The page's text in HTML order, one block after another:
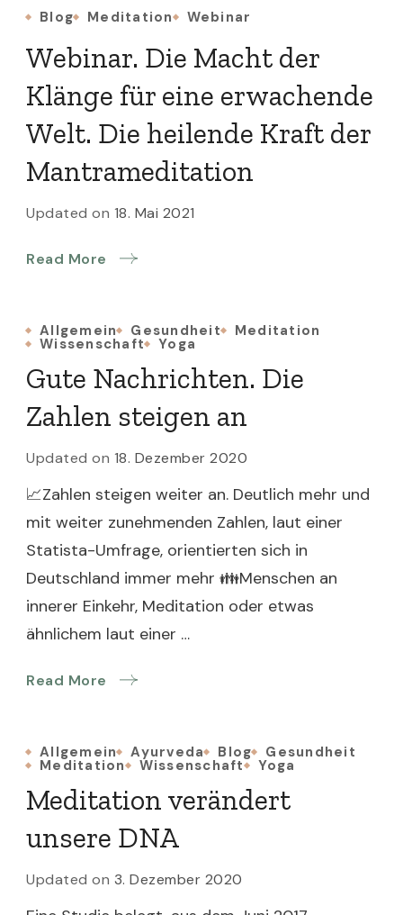
Blog Meditation Webinar
Webinar. Die Macht der
Klänge für eine erwachende
Welt. Die heilende Kraft der
Mantrameditation
Updated on 18. Mai 2021
Read More
Allgemein Gesundheit Meditation
Wissenschaft Yoga
Gute Nachrichten. Die
Zahlen steigen an
Updated on 18. Dezember 2020
📈Zahlen steigen weiter an. Deutlich mehr und
mit weiter zunehmenden Zahlen, laut einer
Statista-Umfrage, orientierten sich in
Deutschland immer mehr 👪Menschen an
innerer Einkehr, Meditation oder etwas
ähnlichem laut einer …
Read More
Allgemein Ayurveda Blog Gesundheit
Meditation Wissenschaft Yoga
Meditation verändert
unsere DNA
Updated on 3. Dezember 2020